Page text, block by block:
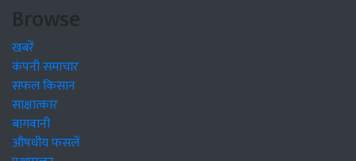
Browse
खबरें
कंपनी समाचार
सफल किसान
साक्षात्कार
बागवानी
औषधीय फसलें